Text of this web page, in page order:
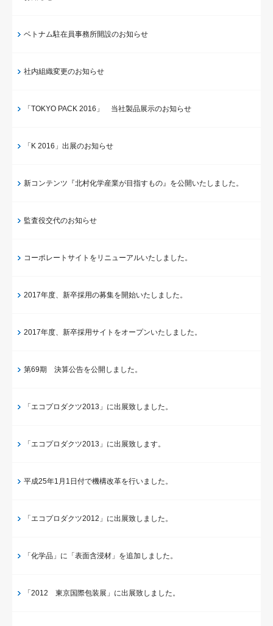
ベトナム駐在員事務所開設のお知らせ
社内組織変更のお知らせ
「TOKYO PACK 2016」 当社製品展示のお知らせ
「K 2016」出展のお知らせ
新コンテンツ『北村化学産業が目指すもの』を公開いたしました。
監査役交代のお知らせ
コーポレートサイトをリニューアルいたしました。
2017年度、新卒採用の募集を開始いたしました。
2017年度、新卒採用サイトをオープンいたしました。
第69期 決算公告を公開しました。
「エコプロダクツ2013」に出展致しました。
「エコプロダクツ2013」に出展致します。
平成25年1月1日付で機構改革を行いました。
「エコプロダクツ2012」に出展致しました。
「化学品」に「表面含浸材」を追加しました。
「2012 東京国際包装展」に出展致しました。